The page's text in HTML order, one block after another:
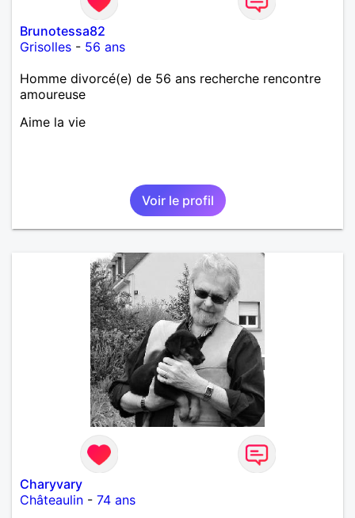
Brunotessa82
Grisolles - 56 ans
Homme divorcé(e) de 56 ans recherche rencontre
amoureuse
Aime la vie
Voir le profil
Charyvary
Châteaulin - 74 ans